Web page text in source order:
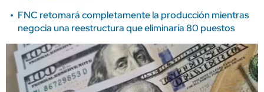
FNC retomará completamente la producción mientras
negocia una reestructura que eliminaría 80 puestos